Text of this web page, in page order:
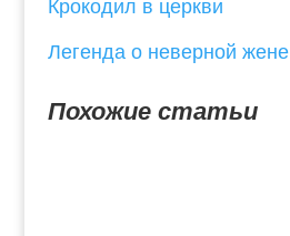
Крокодил в церкви
Легенда о неверной жене
Похожие статьи